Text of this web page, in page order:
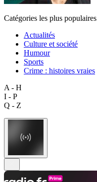
Catégories les plus populaires
Actualités
Culture et société
Humour
Sports
Crime : histoires vraies
A - H
I - P
Q - Z